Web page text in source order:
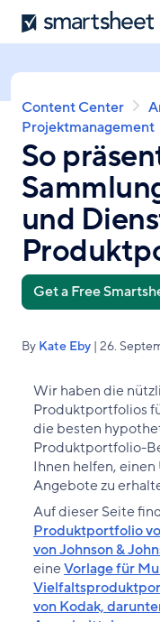
Direkt
zum
Smartsheet
Pfadnavigation
Content Center
Projektmanagement
So
und
Get a Free
By Kate Eby | 26.
Wir haben die
Produktportfolios
die besten
Produktportfolio-
Ihnen helfen,
Angebote zu
Auf dieser Seite
Produktportfolio
von Johnson &
eineVorlage für
von Kodak,